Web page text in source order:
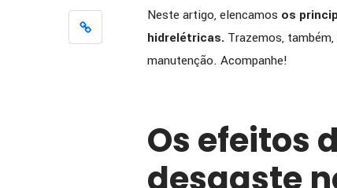
Neste artigo, elencamos os
hidrelétricas. Trazemos,
manutenção. Acompanhe!
Os efeitos
como